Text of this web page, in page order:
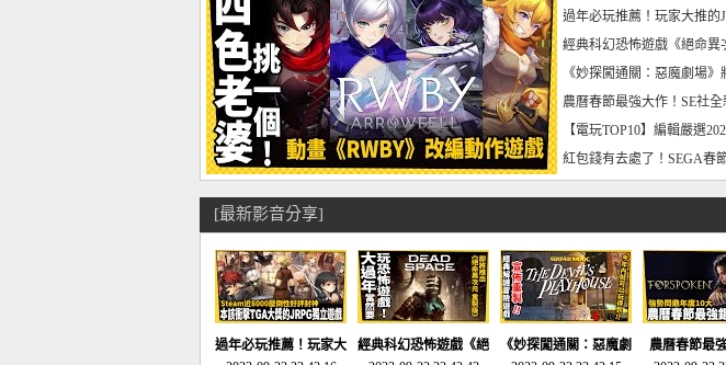
曝光_電玩宅速配
過年必玩推薦！玩家大推的
宅速配20230126
經典科幻恐怖遊戲《絕命
懼體驗-電玩宅速配20230125
《妙探闖通關：惡魔劇場
到!!-電玩宅速配20230124
農曆春節最強大作！SE社
電玩宅速配20230123
【電玩TOP10】編輯嚴選
了，封面圖直接雷你!-電玩
紅包錢有去處了！SEGA春
宅速配20230119
[最新影音分享]
過年必玩推薦！玩家大
經典科幻恐怖遊戲《絕
《妙探闖通關：惡魔劇
農曆春節最